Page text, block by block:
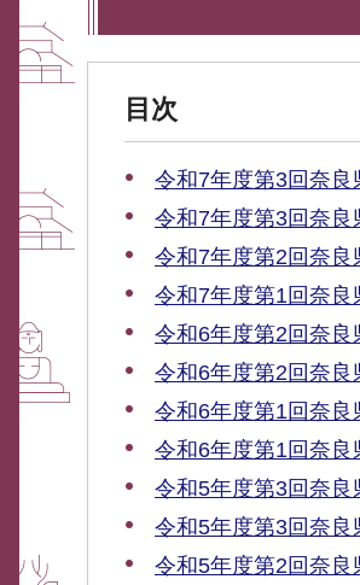
目次
令和7年度第3回奈良
令和7年度第3回奈良
令和7年度第2回奈良
令和7年度第1回奈良
令和6年度第2回奈良
令和6年度第2回奈良
令和6年度第1回奈良
令和6年度第1回奈良
令和5年度第3回奈良
令和5年度第3回奈良
令和5年度第2回奈良